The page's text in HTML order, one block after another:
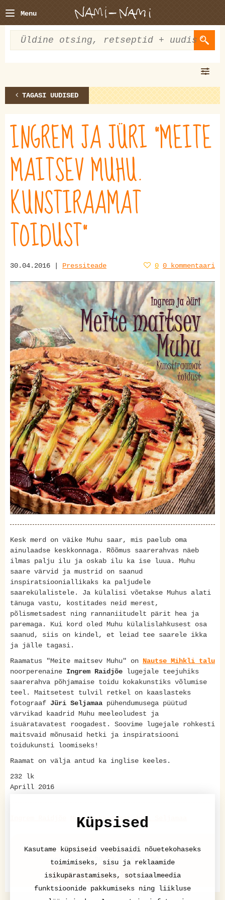
Menu
TAGASI UUDISED
INGREM JA JÜRI "MEITE
MAITSEV MUHU.
KUNSTIRAAMAT
TOIDUST"
30.04.2016 | Pressiteade 0 0 kommentaari
Kesk merd on väike Muhu saar, mis paelub oma
ainulaadse keskkonnaga. Rõõmus saarerahvas näeb
ilmas palju ilu ja oskab ilu ka ise luua. Muhu
saare värvid ja mustrid on saanud
inspiratsiooniallikaks ka paljudele
saarekülalistele. Ja külalisi võetakse Muhus alati
tänuga vastu, kostitades neid merest,
põlismetsadest ning rannaniitudelt pärit hea ja
paremaga. Kui kord oled Muhu külalislahkusest osa
saanud, siis on kindel, et leiad tee saarele ikka
ja jälle tagasi.
Raamatus "Meite maitsev Muhu" on Nautse Mihkli talu
noorperenaine Ingrem Raidjõe lugejale teejuhiks
saarerahva põhjamaise toidu kokakunstiks võlumise
teel. Maitsetest tulvil retkel on kaaslasteks
fotograaf Jüri Seljamaa pühendumusega püütud
värvikad kaadrid Muhu meeleoludest ja
isuäratavatest roogadest. Soovime lugejale rohkesti
maitsvaid mõnusaid hetki ja inspiratsiooni
toidukunsti loomiseks!
Raamat on välja antud ka inglise keeles.
232 lk
Aprill 2016
Muhu kokaraamat Jüri Seljamaa
Pressiteade
postitatud 30.04.2016 19:00
LISA KOMMENTAAR
Küpsised
Kasutame küpsiseid veebisaidi nõuetekohaseks
toimimiseks, sisu ja reklaamide
isikupärastamiseks, sotsiaalmeedia
funktsioonide pakkumiseks ning liikluse